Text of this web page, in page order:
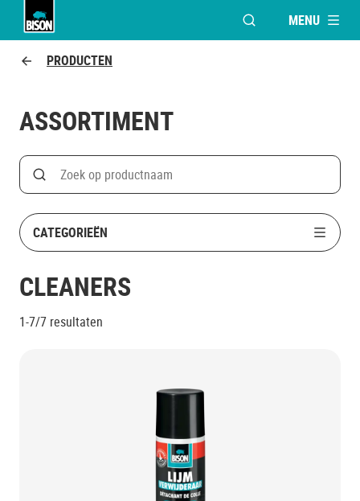
VENSTER OPENEN
MENU
PRODUCTEN
ASSORTIMENT
Search
Zoek op productnaam
CATEGORIEËN
CLEANERS
1-7/7 resultaten